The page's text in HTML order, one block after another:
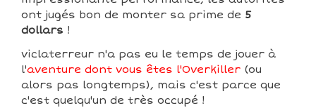
ont jugés bon de monter sa prime de 5
dollars !
viclaterreur n'a pas eu le temps de jouer à
l'aventure dont vous êtes l'Overkiller (ou
alors pas longtemps), mais c'est parce que
c'est quelqu'un de très occupé !